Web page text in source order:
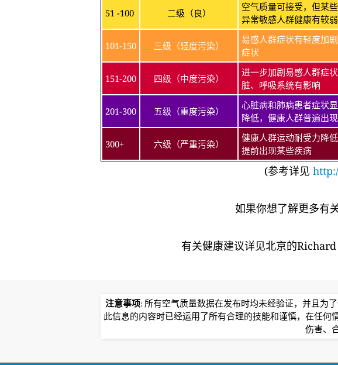
51 -100 二级（良）
空气质量可接受，但某
异常敏感人群健康有较
101-150 三级（轻度污染）
易感人群症状有轻度加
症状
151-200 四级（中度污染）
进一步加剧易感人群症
脏、呼吸系统有影响
201-300 五级（重度污染）
心脏病和肺病患者症状
降低，健康人群普遍出
300+ 六级（严重污染）
健康人群运动耐受力降
提前出现某些疾病
(参考详见
如果你想了解更多有
有关健康建议详见北京的
注意事项: 所有空气质量数据在发布时均未经验证，并且为
此信息的内容时已经运用了所有合理的技能和谨慎，在任何
伤害、